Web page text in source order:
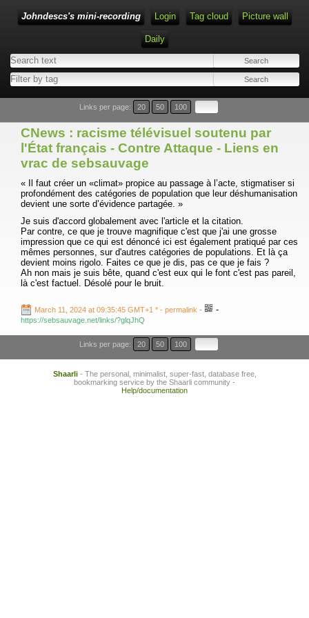
Johndescs's mini-recording Login Tag cloud Picture wall
Daily
Type 1 or more characters for results.
Links per page: 20 50 100
CNews : racisme télévisuel soutenu par
l'État français - Contre Attaque - Liens en
vrac de sebsauvage
« Il faut créer un «climat» propice au passage à l’acte, stigmatiser si
profondément des catégories de population que leur déshumanisation
devient une sorte d’évidence partagée. »
Je suis d'accord globalement avec l'article et la citation.
Par contre, ce que je trouve magnifique c'est que j'ai une grosse
impression que ce qui est dénoncé ici est également pratiqué par ces
mêmes personnes, sur d'autres catégories de populations. Et là ça
devient moins rigolo. Faites ce que je dis, pas ce que je fais ?
Ah non mais je suis bête, quand c'est eux qui le font c'est pas pareil,
là c'est factuel. Désolé pour le bruit.
March 11, 2024 at 09:35:45 GMT+1 * - permalink - -
https://sebsauvage.net/links/?glqJhQ
Links per page: 20 50 100
Shaarli- The personal, minimalist, super-fast, database free,
bookmarking service by the Shaarli community -
Help/documentation